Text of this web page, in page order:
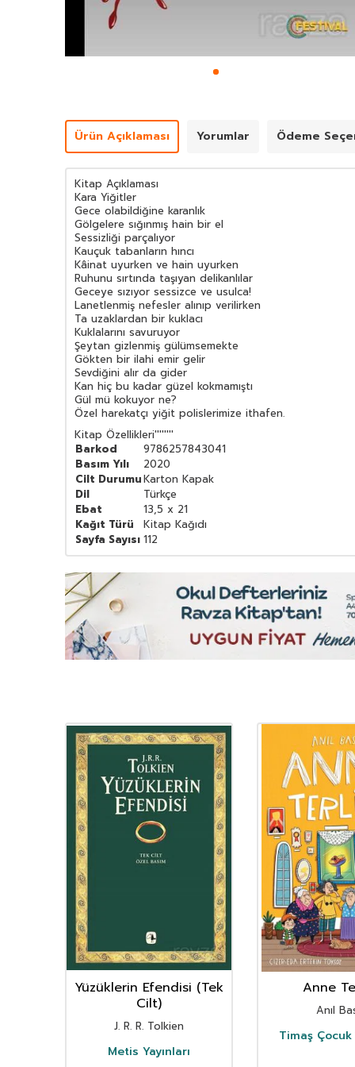
Ürün Açıklaması Yorumlar Ödeme
Kitap Açıklaması
Kara Yiğitler
Gece olabildiğine karanlık
Gölgelere sığınmış hain bir el
Sessizliği parçalıyor
Kauçuk tabanların hıncı
Kâinat uyurken ve hain uyurken
Ruhunu sırtında taşıyan delikanlılar
Geceye sızıyor sessizce ve usulca!
Lanetlenmiş nefesler alınıp verilirken
Ta uzaklardan bir kuklacı
Kuklalarını savuruyor
Şeytan gizlenmiş gülümsemekte
Gökten bir ilahi emir gelir
Sevdiğini alır da gider
Kan hiç bu kadar güzel kokmamıştı
Gül mü kokuyor ne?
Özel harekatçı yiğit polislerimize ithafen.
Kitap Özellikleri''''''''
Barkod
9786257843041
Basım Yılı
2020
Cilt DurumuKarton Kapak
Dil
Türkçe
Ebat
13,5 x 21
Kağıt Türü
Kitap Kağıdı
Sayfa Sayısı 112
Yüzüklerin Efendisi (Tek
Cilt)
J. R. R. Tolkien
Metis Yayınları
Anne
Anıl
Timaş Çocuk